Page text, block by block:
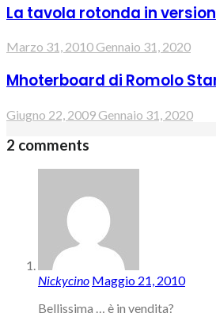
La tavola rotonda in
Marzo 31, 2010Gennaio 31, 2020
Mhoterboard di Romolo
Giugno 22, 2009Gennaio 31, 2020
2 comments
Nickycino Maggio 21, 2010
Bellissima … è in vendita?